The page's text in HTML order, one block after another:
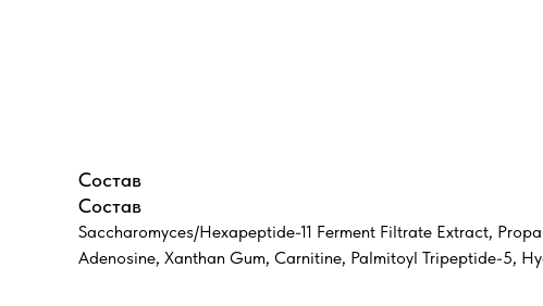
Состав
Состав
Saccharomyces/Hexapeptide-11 Ferment Filtrate Extract,
Adenosine, Xanthan Gum, Carnitine, Palmitoyl Tripeptide-5,